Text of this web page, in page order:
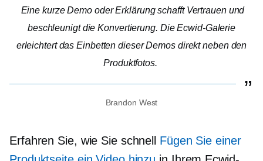
Eine kurze Demo oder Erklärung schafft Vertrauen und
beschleunigt die Konvertierung. Die Ecwid-Galerie
erleichtert das Einbetten dieser Demos direkt neben den
Produktfotos.
Brandon West
Erfahren Sie, wie Sie schnell Fügen Sie einer